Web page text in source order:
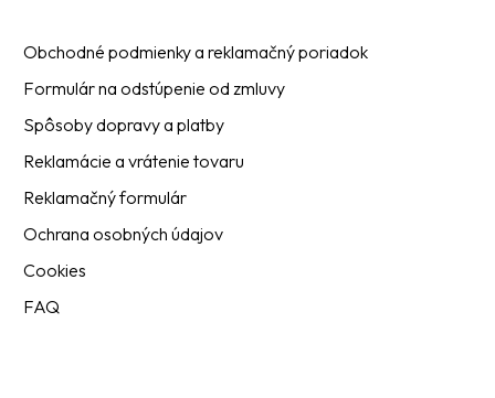
Obchodné podmienky a reklamačný poriadok
Formulár na odstúpenie od zmluvy
Spôsoby dopravy a platby
Reklamácie a vrátenie tovaru
Reklamačný formulár
Ochrana osobných údajov
Cookies
FAQ